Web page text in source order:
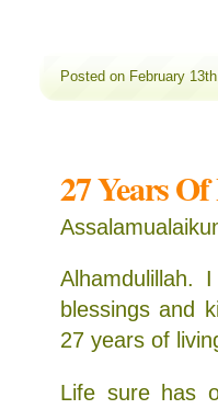
Posted on February
27 Years
Alhamdulillah.
blessings and
27 years of
Life sure has